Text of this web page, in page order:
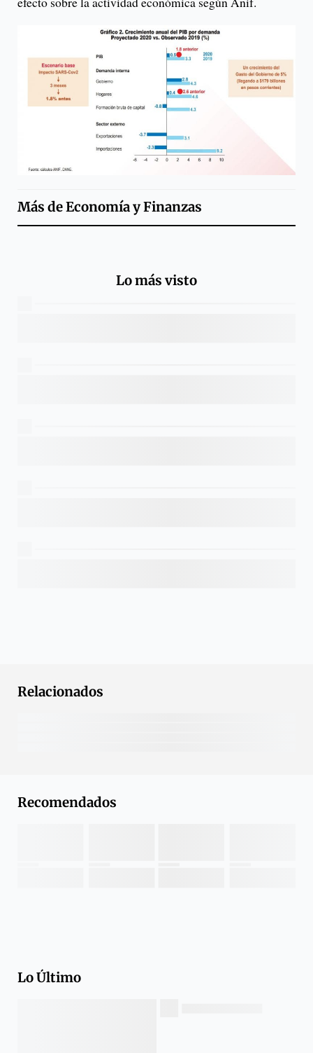
Más deEconomía y Finanzas
Lo más visto
Relacionados
Recomendados
Lo Último